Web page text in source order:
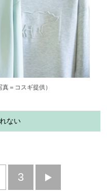
＝コスギ提供）
ない
3